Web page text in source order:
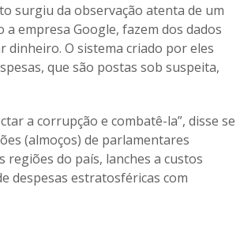
surgiu da observação atenta de um
empresa Google, fazem dos dados
O sistema criado por eles
que são postas sob suspeita,
a corrupção e combatê-la”, disse se
(almoços) de parlamentares
regiões do país, lanches a custos
despesas estratosféricas com